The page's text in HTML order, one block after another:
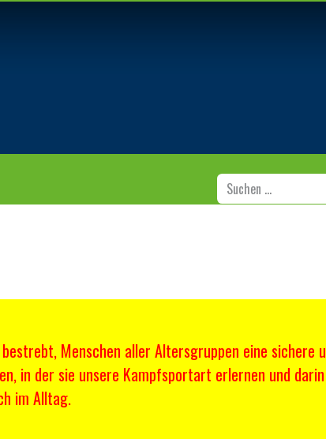
Menschen aller Altersgruppen eine sichere
in der sie unsere Kampfsportart erlernen und
im Alltag.